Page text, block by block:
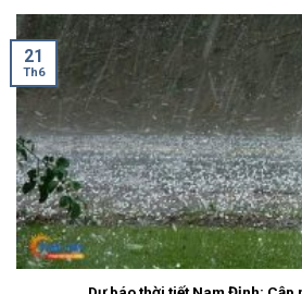
21
Th6